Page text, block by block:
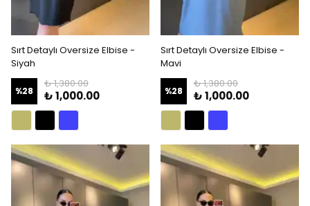
Sırt Detaylı Oversize Elbise -
Siyah
%28
₺ 1,380.00
₺ 1,000.00
Sırt Detaylı Oversize Elbise -
Mavi
%28
₺ 1,380.00
₺ 1,000.00